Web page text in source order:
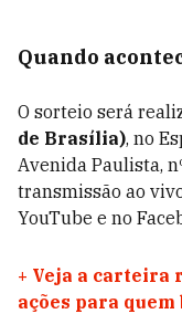
Quando
O sorteio será
de Brasília), no
Avenida Paulista,
transmissão ao
YouTube e no
+ Veja a carteira
ações para